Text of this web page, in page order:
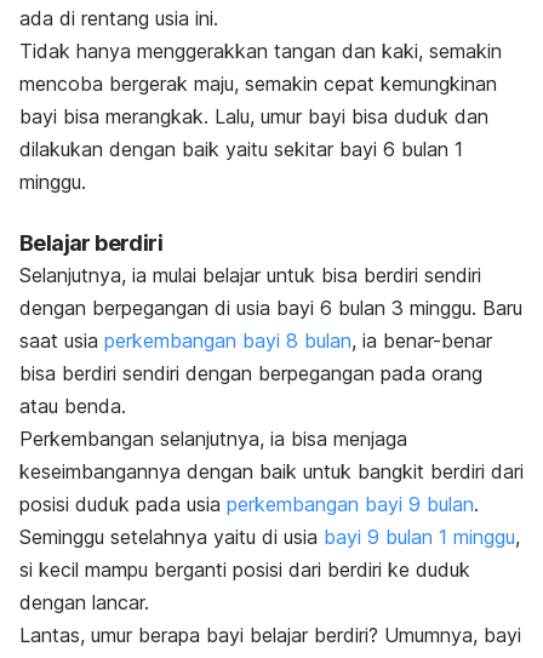
ada di rentang usia ini.
Tidak hanya menggerakkan tangan dan kaki, semakin
mencoba bergerak maju, semakin cepat kemungkinan
bayi bisa merangkak. Lalu, umur bayi bisa duduk dan
dilakukan dengan baik yaitu sekitar bayi 6 bulan 1
minggu.
Belajar berdiri
Selanjutnya, ia mulai belajar untuk bisa berdiri sendiri
dengan berpegangan di usia bayi 6 bulan 3 minggu. Baru
saat usia perkembangan bayi 8 bulan, ia benar-benar
bisa berdiri sendiri dengan berpegangan pada orang
atau benda.
Perkembangan selanjutnya, ia bisa menjaga
keseimbangannya dengan baik untuk bangkit berdiri dari
posisi duduk pada usia perkembangan bayi 9 bulan.
Seminggu setelahnya yaitu di usia bayi 9 bulan 1 minggu,
si kecil mampu berganti posisi dari berdiri ke duduk
dengan lancar.
Lantas, umur berapa bayi belajar berdiri? Umumnya, bayi